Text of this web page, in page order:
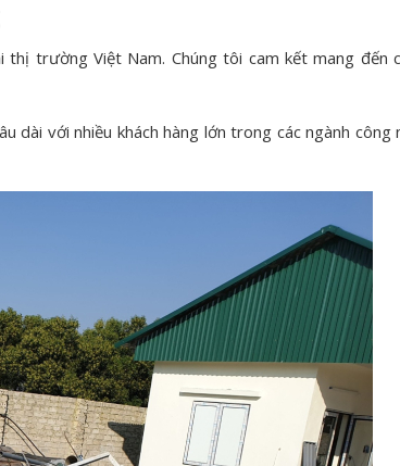
trường Việt Nam. Chúng tôi cam kết mang đến
dài với nhiều khách hàng lớn trong các ngành công